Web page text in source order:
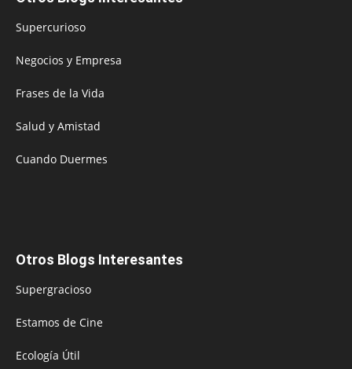
Supercurioso
Negocios y Empresa
Frases de la Vida
Salud y Amistad
Cuando Duermes
Otros Blogs Interesantes
Supergracioso
Estamos de Cine
Ecología Útil